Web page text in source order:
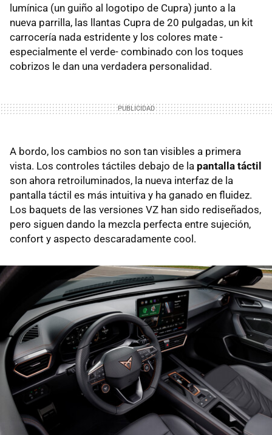
lumínica (un guiño al logotipo de Cupra) junto a la
nueva parrilla, las llantas Cupra de 20 pulgadas, un kit
carrocería nada estridente y los colores mate -
especialmente el verde- combinado con los toques
cobrizos le dan una verdadera personalidad.
A bordo, los cambios no son tan visibles a primera
vista. Los controles táctiles debajo de la pantalla táctil
son ahora retroiluminados, la nueva interfaz de la
pantalla táctil es más intuitiva y ha ganado en fluidez.
Los baquets de las versiones VZ han sido rediseñados,
pero siguen dando la mezcla perfecta entre sujeción,
confort y aspecto descaradamente cool.